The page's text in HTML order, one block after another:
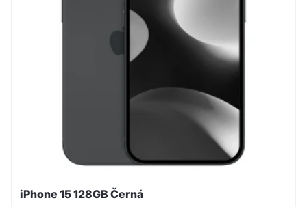
iPhone 15 128GB Černá